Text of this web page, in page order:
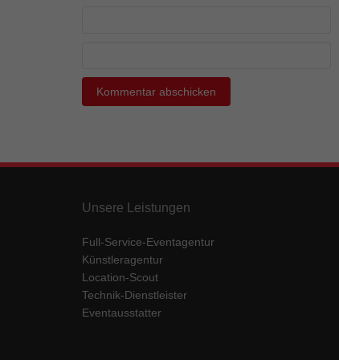
Unsere Leistungen
Full-Service-Eventagentur
Künstleragentur
Location-Scout
Technik-Dienstleister
Eventausstatter